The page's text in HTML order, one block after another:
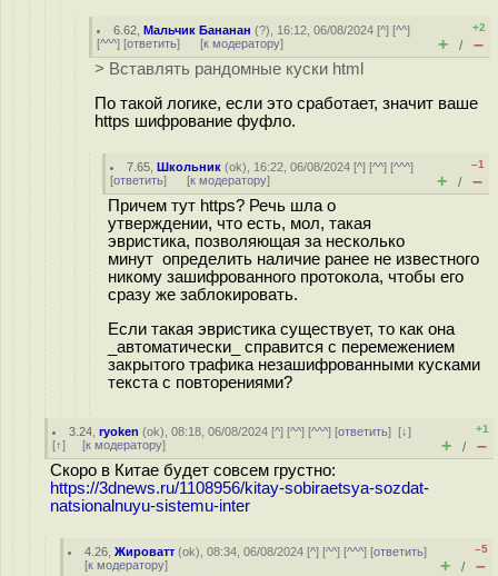
6.62 ,Мальчик Бананан (?), 16:12, 06/08/2024 [^] [^^]
[^^^] [ответить] [к модератору]
+2
+ / –
> Вставлять рандомные куски html
По такой логике, если это сработает, значит ваше
https шифрование фyфлo.
7.65 ,Школьник (ok), 16:22, 06/08/2024 [^] [^^] [^^^]
[ответить] [к модератору]
–1
+ / –
Причем тут https? Речь шла о
утверждении, что есть, мол, такая
эвристика, позволяющая за несколько
минут определить наличие ранее не известного
никому зашифрованного протокола, чтобы его
сразу же заблокировать.
Если такая эвристика существует, то как она
_автоматически_ справится с перемежением
закрытого трафика незашифрованными кусками
текста с повторениями?
3.24 ,ryoken (ok), 08:18, 06/08/2024 [^] [^^] [^^^] [ответить][↓]
[↑] [к модератору]
+1
+ / –
Скоро в Китае будет совсем грустно:
https://3dnews.ru/1108956/kitay-sobiraetsya-sozdat-
natsionalnuyu-sistemu-inter
4.26 ,Жироватт (ok), 08:34, 06/08/2024 [^] [^^] [^^^] [ответить]
[к модератору]
–5
+ / –